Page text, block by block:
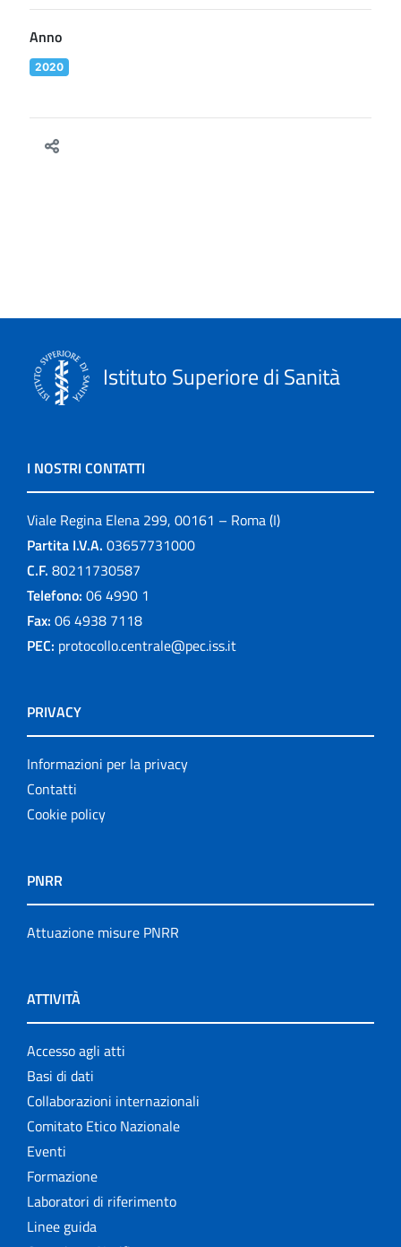
Anno
2020
Istituto Superiore di Sanità
I NOSTRI CONTATTI
Viale Regina Elena 299, 00161 – Roma (I)
Partita I.V.A. 03657731000
C.F. 80211730587
Telefono: 06 4990 1
Fax: 06 4938 7118
PEC: protocollo.centrale@pec.iss.it
PRIVACY
Informazioni per la privacy
Contatti
Cookie policy
PNRR
Attuazione misure PNRR
ATTIVITÀ
Accesso agli atti
Basi di dati
Collaborazioni internazionali
Comitato Etico Nazionale
Eventi
Formazione
Laboratori di riferimento
Linee guida